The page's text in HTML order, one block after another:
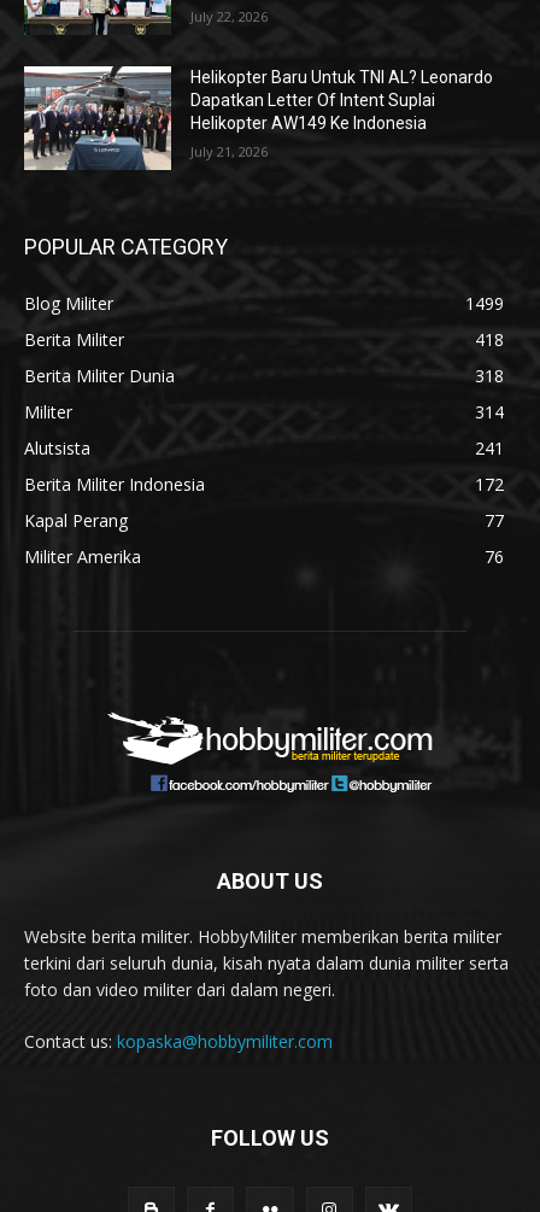
July 22, 2026
Helikopter Baru Untuk TNI AL? Leonardo
Dapatkan Letter Of Intent Suplai
Helikopter AW149 Ke Indonesia
July 21, 2026
POPULAR CATEGORY
Blog Militer
1499
Berita Militer
418
Berita Militer Dunia
318
Militer
314
Alutsista
241
Berita Militer Indonesia
172
Kapal Perang
77
Militer Amerika
76
ABOUT US
Website berita militer. HobbyMiliter memberikan berita militer
terkini dari seluruh dunia, kisah nyata dalam dunia militer serta
foto dan video militer dari dalam negeri.
Contact us: kopaska@hobbymiliter.com
FOLLOW US